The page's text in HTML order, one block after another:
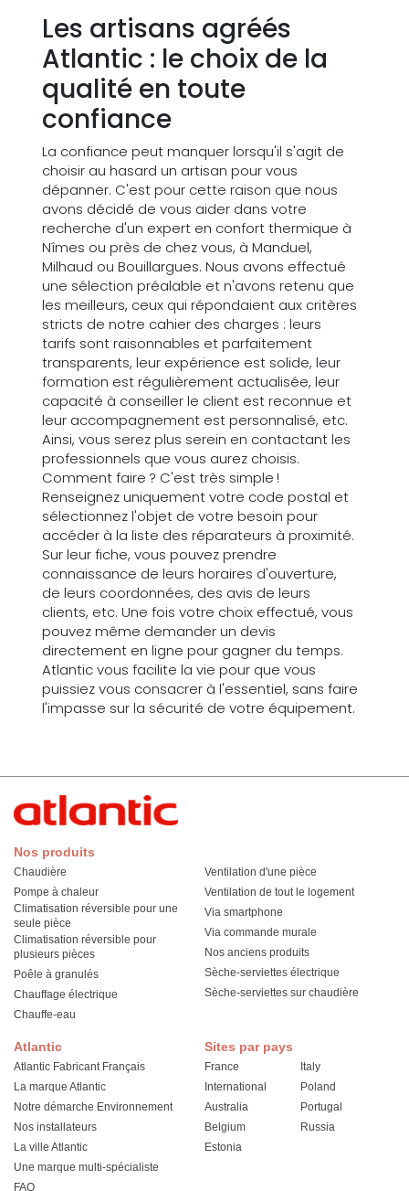
Les artisans agréés
Atlantic : le choix de la
qualité en toute
confiance
La confiance peut manquer lorsqu'il s'agit de
choisir au hasard un artisan pour vous
dépanner. C'est pour cette raison que nous
avons décidé de vous aider dans votre
recherche d'un expert en confort thermique à
Nîmes ou près de chez vous, à Manduel,
Milhaud ou Bouillargues. Nous avons effectué
une sélection préalable et n'avons retenu que
les meilleurs, ceux qui répondaient aux critères
stricts de notre cahier des charges : leurs
tarifs sont raisonnables et parfaitement
transparents, leur expérience est solide, leur
formation est régulièrement actualisée, leur
capacité à conseiller le client est reconnue et
leur accompagnement est personnalisé, etc.
Ainsi, vous serez plus serein en contactant les
professionnels que vous aurez choisis.
Comment faire ? C'est très simple !
Renseignez uniquement votre code postal et
sélectionnez l'objet de votre besoin pour
accéder à la liste des réparateurs à proximité.
Sur leur fiche, vous pouvez prendre
connaissance de leurs horaires d'ouverture,
de leurs coordonnées, des avis de leurs
clients, etc. Une fois votre choix effectué, vous
pouvez même demander un devis
directement en ligne pour gagner du temps.
Atlantic vous facilite la vie pour que vous
puissiez vous consacrer à l'essentiel, sans faire
l'impasse sur la sécurité de votre équipement.
Atlantic
Atlantic Fabricant Français
La marque Atlantic
Notre démarche Environnement
Nos installateurs
La ville Atlantic
Une marque multi-spécialiste
FAQ
Nos produits
Chaudière
Pompe à chaleur
Climatisation réversible pour une
seule pièce
Climatisation réversible pour
plusieurs pièces
Poêle à granulés
Chauffage électrique
Chauffe-eau
Ventilation d'une pièce
Ventilation de tout le logement
Via smartphone
Via commande murale
Nos anciens produits
Sèche-serviettes électrique
Sèche-serviettes sur chaudière
Sites par pays
France
International
Australia
Belgium
Estonia
Italy
Poland
Portugal
Russia